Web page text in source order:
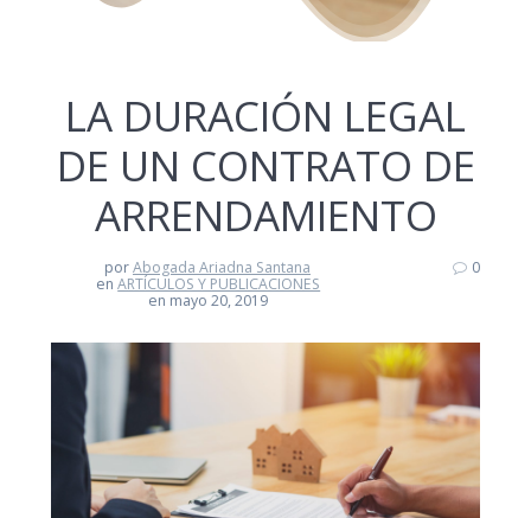
LA DURACIÓN LEGAL
DE UN CONTRATO DE
ARRENDAMIENTO
porAbogada Ariadna Santana
enARTÍCULOS Y PUBLICACIONES
en mayo 20, 2019
0